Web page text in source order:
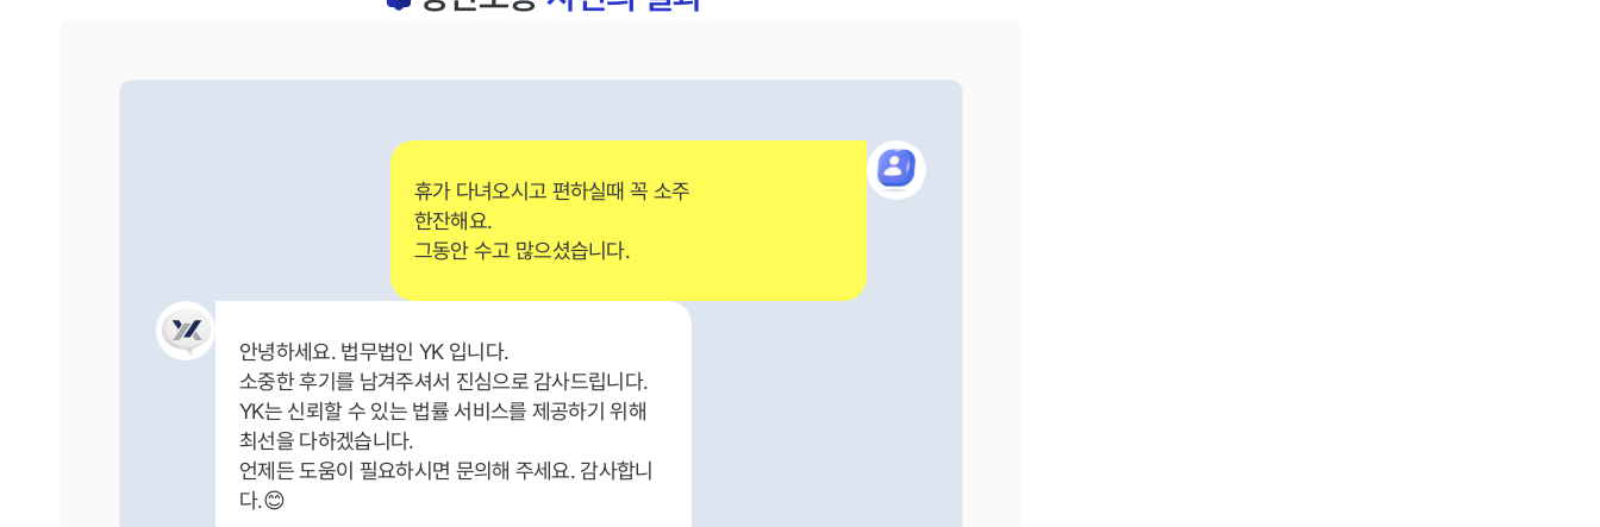
휴가 다녀오시고 편하실때 꼭 소주
한잔해요.
그동안 수고 많으셨습니다.
안녕하세요. 법무법인 YK 입니다.
소중한 후기를 남겨주셔서 진심으로 감사드립니다.
YK는 신뢰할 수 있는 법률 서비스를 제공하기 위해
최선을 다하겠습니다.
언제든 도움이 필요하시면 문의해 주세요. 감사합니
다.😊